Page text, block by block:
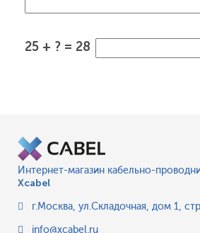
25 + ? = 28
Интернет-магазин кабельно-
Xcabel
г.Москва, ул.Складочная, дом 1,
info@xcabel.ru